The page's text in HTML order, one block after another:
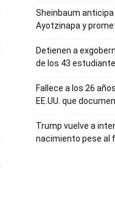
Sheinbaum
Ayotzinapa y
Detienen a
de los 43
Fallece a los 26
EE.UU. que
Trump vuelve a
nacimiento pese al